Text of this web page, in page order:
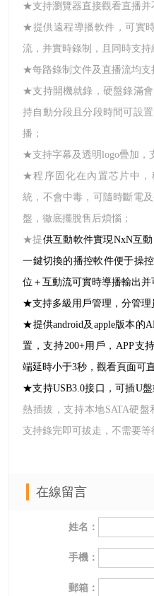
★支持瀏覽器直接觀看直播并
★提供遠程導播軟件，可實
流，并實時錄制，且同時支持
★每路錄制文件及直播流均支
★支持開機就錄，硬盤錄滿
持自動分段且分段時間可設
播；
★支持字幕及透明logo疊加，
★程序固化在內置芯片中，
統，不會中毒，可隨時斷電
盤，徹底擺脫售后煩惱；
★提供互動軟件實現NxN互
一鍵切換的播控軟件便于操
位＋互動流可實時導播輸出并
★支持多級用戶管理，分管理
★提供android及apple版本的
置，支持200+用戶，APP支
端延時小于3秒，觀看頁面可
★支持USB3.0接口，可插U
熱插拔，支持本地SATA硬盤
支持錄完即可拔走，不需要
在線留言
姓名：
手機：
郵箱：